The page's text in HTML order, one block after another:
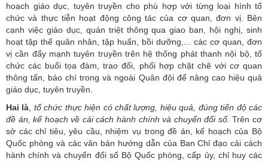
hoạch giáo dục, tuyên truyền cho phù hợp với từng loại hình tổ
chức và thực tiễn hoạt động công tác của cơ quan, đơn vị. Bên
cạnh việc giáo dục, quán triệt thông qua giao ban, hội nghị, sinh
hoạt tập thể quân nhân, tập huấn, bồi dưỡng,... các cơ quan, đơn
vị cần đẩy mạnh tuyên truyền trên hệ thống phát thanh nội bộ, tổ
chức các buổi tọa đàm, trao đổi, phối hợp chặt chẽ với cơ quan
thông tấn, báo chí trong và ngoài Quân đội để nâng cao hiệu quả
giáo dục, tuyên truyền.
Hai là tổ chức thực hiện có chất lượng, hiệu quả, đúng tiến độ các
đề án, kế hoạch về cải cách hành chính và chuyển đổi số. Trên cơ
sở các chỉ tiêu, yêu cầu, nhiệm vụ trong đề án, kế hoạch của Bộ
Quốc phòng và các văn bản hướng dẫn của Ban Chỉ đạo cải cách
hành chính và chuyển đổi số Bộ Quốc phòng, cấp ủy, chỉ huy các